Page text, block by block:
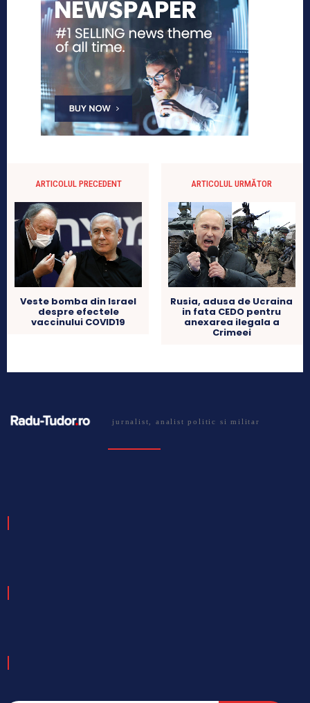
ARTICOLUL PRECEDENT
Veste bomba din Israel
despre efectele
vaccinului COVID19
ARTICOLUL URMĂTOR
Rusia, adusa de Ucraina
in fata CEDO pentru
anexarea ilegala a
Crimeei
jurnalist, analist politic si militar